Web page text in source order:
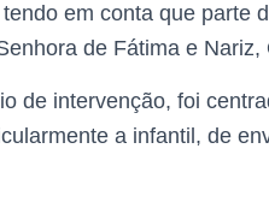
em conta que parte
de Fátima e
de intervenção, foi
a infantil, de